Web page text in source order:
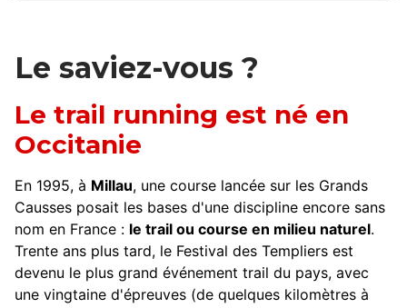
Le saviez-vous ?
Le trail running est né en
Occitanie
En 1995, à Millau, une course lancée sur les Grands
Causses posait les bases d'une discipline encore sans
nom en France : le trail ou course en milieu naturel.
Trente ans plus tard, le Festival des Templiers est
devenu le plus grand événement trail du pays, avec
une vingtaine d'épreuves (de quelques kilomètres à